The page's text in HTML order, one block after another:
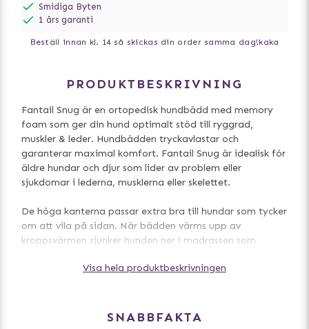
Smidiga Byten
1 års garanti
Beställ innan kl. 14 så skickas din order samma dag!kaka
PRODUKTBESKRIVNING
Fantail Snug är en ortopedisk hundbädd med memory
foam som ger din hund optimalt stöd till ryggrad,
muskler & leder. Hundbädden tryckavlastar och
garanterar maximal komfort. Fantail Snug är idealisk för
äldre hundar och djur som lider av problem eller
sjukdomar i lederna, musklerna eller skelettet.
De höga kanterna passar extra bra till hundar som tycker
om att vila på sidan. När bädden värms upp av
kroppsvärmen sjunker hunden ner i madrassen som
återfår madrassen dess ursprungliga form.
fläckbeständiga, tvättbara vid 30 grader och enkla att
Visa hela produktbeskrivningen
SNABBFAKTA